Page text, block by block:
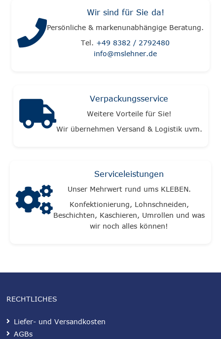
Wir sind für Sie da!
Persönliche & markenunabhängige Beratung.
Tel. +49 8382 / 2792480
info@mslehner.de
Verpackungsservice
Weitere Vorteile für Sie!
Wir übernehmen Versand & Logistik uvm.
Serviceleistungen
Unser Mehrwert rund ums KLEBEN.
Konfektionierung, Lohnschneiden,
Beschichten, Kaschieren, Umrollen und was
wir noch alles können!
RECHTLICHES
Liefer- und Versandkosten
AGBs